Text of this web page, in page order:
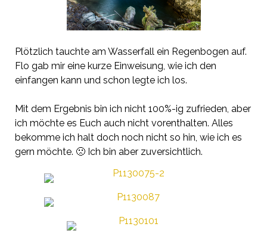
Plötzlich tauchte am Wasserfall ein Regenbogen auf.
Flo gab mir eine kurze Einweisung, wie ich den
einfangen kann und schon legte ich los.
Mit dem Ergebnis bin ich nicht 100%-ig zufrieden, aber
ich möchte es Euch auch nicht vorenthalten. Alles
bekomme ich halt doch noch nicht so hin, wie ich es
gern möchte. 🙁 Ich bin aber zuversichtlich.